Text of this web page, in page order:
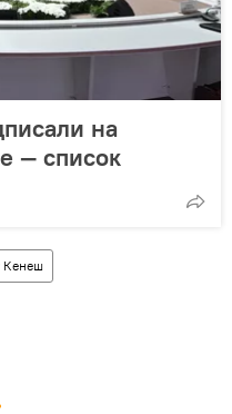
на
— список
Кенеш